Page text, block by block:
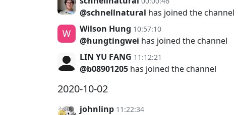
@schnellnatural has joined the channel
Wilson Hung 10:57:10
@hungtingwei has joined the channel
LIN YU FANG 11:12:21
@b08901205 has joined the channel
2020-10-02
johnlinp 11:22:34